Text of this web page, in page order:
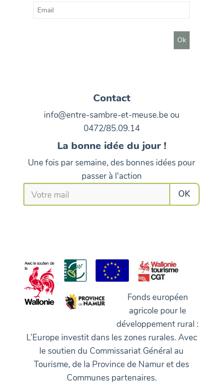
Contact
info@entre-sambre-et-meuse.be ou
0472/85.09.14
La bonne idée du jour !
Une fois par semaine, des bonnes idées pour
passer à l'action
Fonds européen
agricole pour le
développement rural :
L’Europe investit dans les zones rurales. Avec
le soutien du Commissariat Général au
Tourisme, de la Province de Namur et des
Communes partenaires.